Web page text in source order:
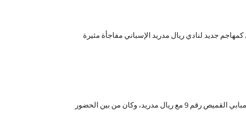
جديد لنادي ريال مدريد الإسباني مفاجأة مثيرة
أقيم الحفل مساء أمس الثلاثاء في ملعب سانتياجو برنابيو، حيث تم تقديمه وسط حضور أكثر من 80 ألف مشجع. سيرتدي مبابي القميص رقم 9 مع ريال مدريد، وكان من بين الحضور